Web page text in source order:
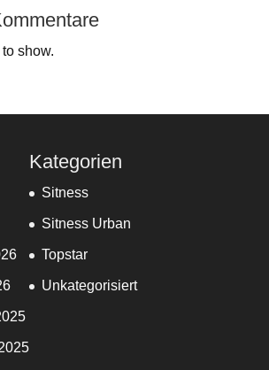
show.
Kategorien
Sitness
Sitness Urban
Topstar
Unkategorisiert